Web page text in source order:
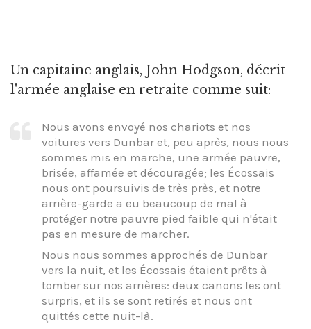
Un capitaine anglais, John Hodgson, décrit
l'armée anglaise en retraite comme suit:
Nous avons envoyé nos chariots et nos
voitures vers Dunbar et, peu après, nous nous
sommes mis en marche, une armée pauvre,
brisée, affamée et découragée; les Écossais
nous ont poursuivis de très près, et notre
arrière-garde a eu beaucoup de mal à
protéger notre pauvre pied faible qui n'était
pas en mesure de marcher.
Nous nous sommes approchés de Dunbar
vers la nuit, et les Écossais étaient prêts à
tomber sur nos arrières: deux canons les ont
surpris, et ils se sont retirés et nous ont
quittés cette nuit-là.